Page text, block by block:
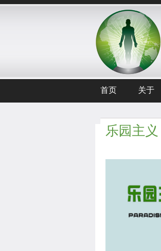
首页 关于
乐园主